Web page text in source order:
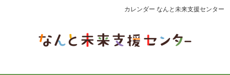
カレンダー なんと未来支援センター